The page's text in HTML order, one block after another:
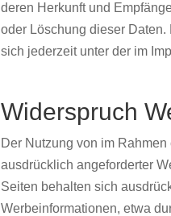
deren Herkunft und
oder Löschung dieser
sich jederzeit unter der im
Widerspruch
Der Nutzung von im
ausdrücklich angeforderter
Seiten behalten sich
Werbeinformationen, etwa